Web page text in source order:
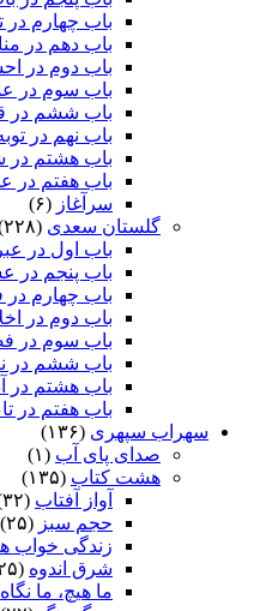
باب چهارم در
باب دهم در
باب دوم در
باب سوم در
باب ششم در
باب نهم در
باب هشتم در
باب هفتم در
سرآغاز (۶)
گلستان سعدی (۲۲۸)
باب اول در
باب پنجم در
باب چهارم در
باب دوم در
باب سوم در
باب ششم در
باب هشتم در
باب هفتم در
سهراب سپهری (۱۳۶)
صدای پای آب (۱)
هشت کتاب (۱۳۵)
آواز آفتاب (۳۲)
حجم سبز (۲۵)
زندگی خواب
شرق اندوه (۲۵)
ما هیچ، ما نگاه